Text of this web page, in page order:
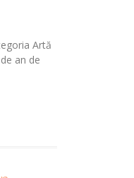
Artă
an de